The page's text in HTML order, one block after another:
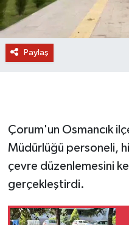
Paylaş
Çorum'un Osmancık
Müdürlüğü personeli,
çevre düzenlemesini
gerçekleştirdi.